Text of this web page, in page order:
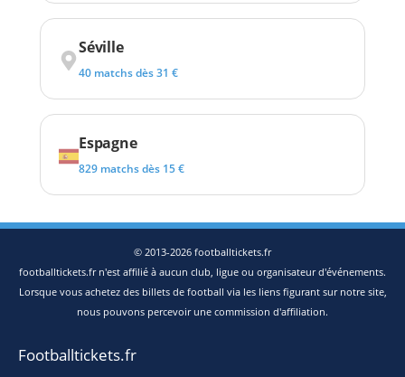
Séville
40 matchs dès 31 €
Espagne
829 matchs dès 15 €
© 2013-2026 footballtickets.fr
footballtickets.fr n'est affilié à aucun club, ligue ou organisateur d'événements.
Lorsque vous achetez des billets de football via les liens figurant sur notre site,
nous pouvons percevoir une commission d'affiliation.
Footballtickets.fr